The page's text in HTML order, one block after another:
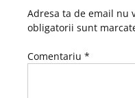
Adresa ta de email nu
obligatorii sunt
Comentariu *